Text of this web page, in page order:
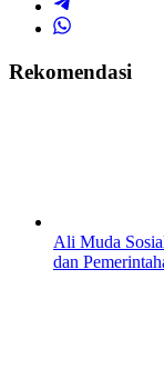
Rekomendasi
Ali Muda
dan